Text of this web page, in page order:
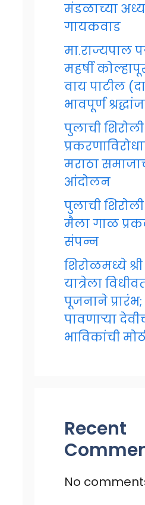
मंडळाच्या
गायकवाड
मा.राज्यपाल
महर्षी
वाय पाटील
भावपूर्ण
पुलाची
मराठा
आंदोलन
पुलाची
मैला गाळ
संपन्न
शिरोळमध्ये
यात्रेला
पूजनाने
पावणाऱ्या
भाविकांची
Recent
No